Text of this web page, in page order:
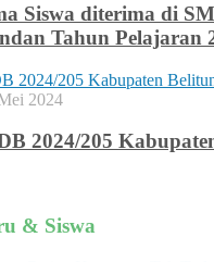
Siswa diterima di
Tahun Pelajaran
2024
2024/205
& Siswa